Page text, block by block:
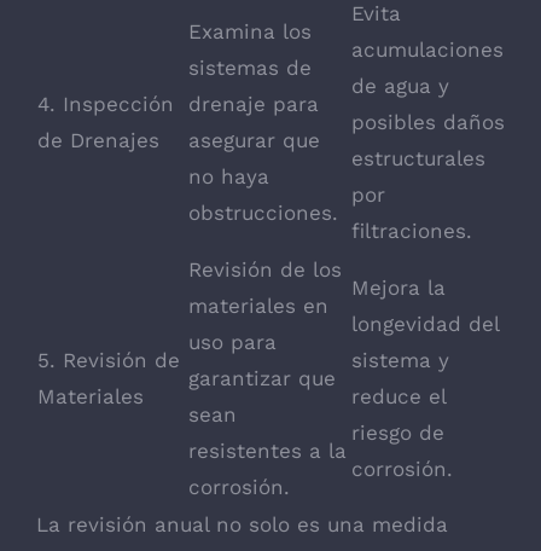
4. Inspección
de Drenajes
Examina los
sistemas de
drenaje para
asegurar que
no haya
obstrucciones.
Evita
acumulaciones
de agua y
posibles daños
estructurales
por
filtraciones.
5. Revisión de
Materiales
Revisión de los
materiales en
uso para
garantizar que
sean
resistentes a la
corrosión.
Mejora la
longevidad del
sistema y
reduce el
riesgo de
corrosión.
La revisión anual no solo es una medida